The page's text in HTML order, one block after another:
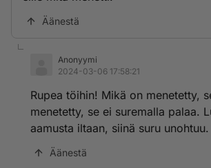
Äänestä
Anonyymi
2024-03-06 17:58:21
Rupea töihin! Mikä on menetetty,
menetetty, se ei suremalla palaa.
aamusta iltaan, siinä suru unohtuu.
Äänestä